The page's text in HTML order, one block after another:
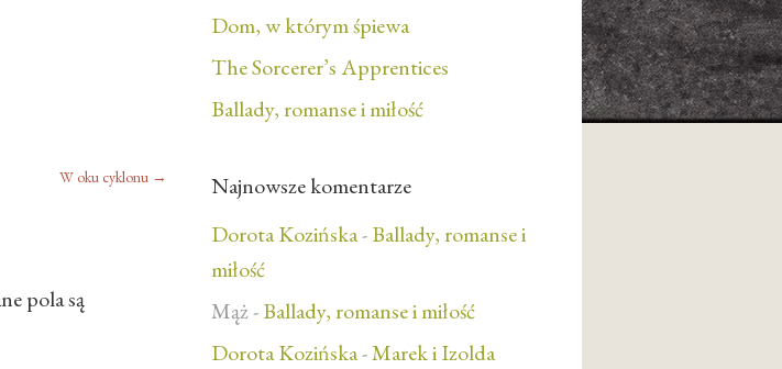
W oku cyklonu →
pola są
Dom, w którym śpiewa
The Sorcerer’s Apprentices
Ballady, romanse i miłość
Najnowsze komentarze
Dorota Kozińska-Ballady, romanse i
miłość
Mąż-Ballady, romanse i miłość
Dorota Kozińska-Marek i Izolda